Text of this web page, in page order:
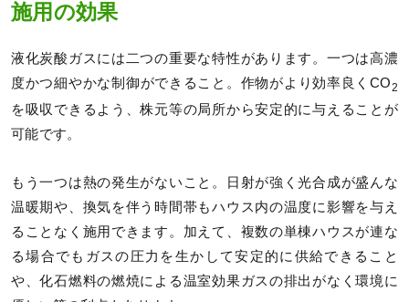
施用の効果
液化炭酸ガスには二つの重要な特性があります。一つは高濃
度かつ細やかな制御ができること。作物がより効率良くCO2
を吸収できるよう、株元等の局所から安定的に与えることが
可能です。
もう一つは熱の発生がないこと。日射が強く光合成が盛んな
温暖期や、換気を伴う時間帯もハウス内の温度に影響を与え
ることなく施用できます。加えて、複数の単棟ハウスが連な
る場合でもガスの圧力を生かして安定的に供給できること
や、化石燃料の燃焼による温室効果ガスの排出がなく環境に